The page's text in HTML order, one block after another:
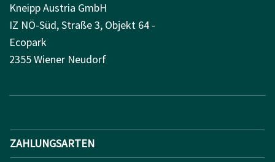
Kneipp Austria GmbH
IZ NÖ-Süd, Straße 3, Objekt 64 -
Ecopark
2355 Wiener Neudorf
ZAHLUNGSARTEN